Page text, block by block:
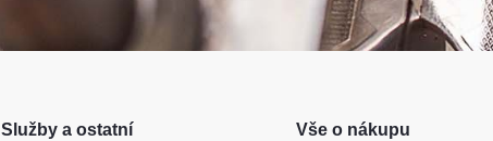
Služby a ostatní Vše o nákupu